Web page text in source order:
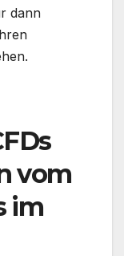
dann
vom
im